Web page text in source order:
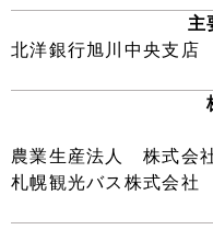
主
北洋銀行旭川中央支店
農業生産法人 株式会
札幌観光バス株式会社